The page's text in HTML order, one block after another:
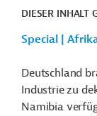
DIESER INHALT
Special |
Deutschland
Industrie zu
Namibia